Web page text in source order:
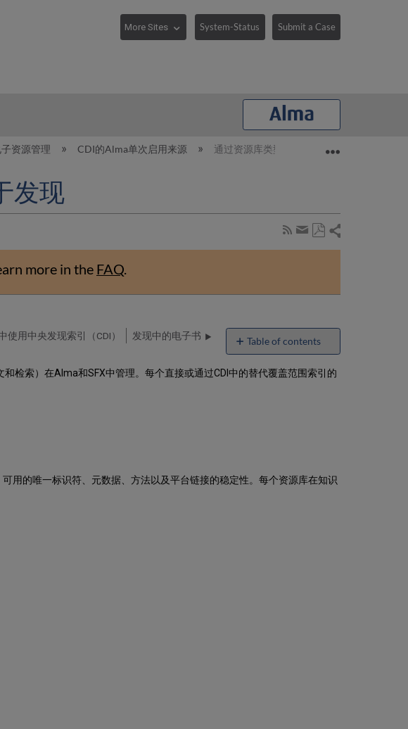
System-Status Submit a Case
资源管理 CDI的Alma单次启用来源 通过资源库类型启用CDI的目标/资源库用于
发现
Subscribe
by
Share
page Share
more in the FAQ.
Table of contents
No
使用中央发现索引（CDI） 发现中的电子书
检索）在Alma和SFX中管理。每个直接或通过CDI中的替代覆盖范围索引的
用的唯一标识符、元数据、方法以及平台链接的稳定性。每个资源库在知识